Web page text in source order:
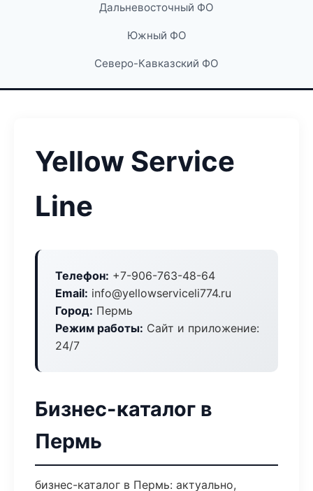
Дальневосточный ФО
Южный ФО
Северо-Кавказский ФО
Yellow Service
Line
Телефон: +7-906-763-48-64
Email: info@yellowserviceli774.ru
Город: Пермь
Режим работы: Сайт и приложение:
24/7
Бизнес-каталог в
Пермь
бизнес-каталог в Пермь: актуально,